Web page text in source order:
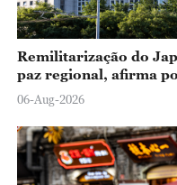
Remilitarização do
paz regional, afirma
06-Aug-2026